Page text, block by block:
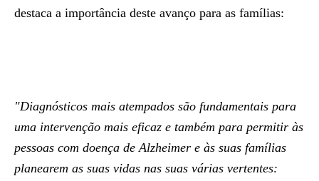
destaca a importância deste avanço para as famílias:
"Diagnósticos mais atempados são fundamentais para
uma intervenção mais eficaz e também para permitir às
pessoas com doença de Alzheimer e às suas famílias
planearem as suas vidas nas suas várias vertentes: